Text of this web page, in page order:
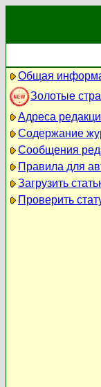
Общая
Золотые
Адреса
Содержание
Сообщения
Правила для
Загрузить
Проверить